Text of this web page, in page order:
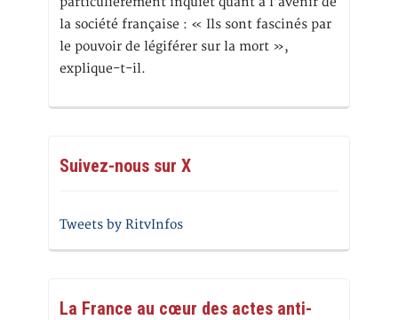
la société française : « Ils sont fascinés par
le pouvoir de légiférer sur la mort »,
explique-t-il.
Suivez-nous sur X
Tweets by RitvInfos
La France au cœur des actes anti-